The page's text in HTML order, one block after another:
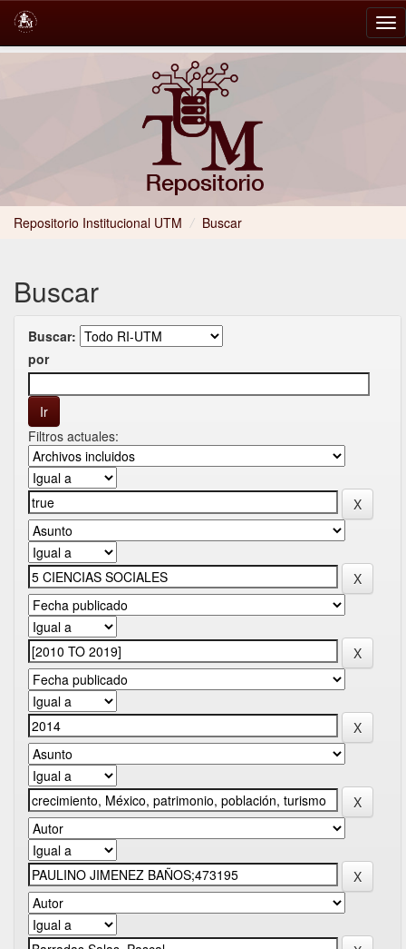
Repositorio Institucional UTM / Buscar
Buscar
Buscar:
por
Filtros actuales: